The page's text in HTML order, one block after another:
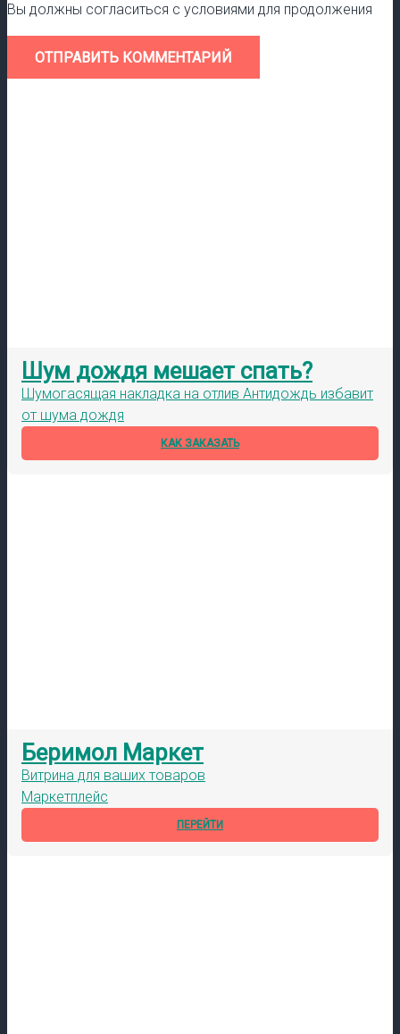
Вы должны согласиться с условиями для продолжения
ОТПРАВИТЬ КОММЕНТАРИЙ
Шум дождя мешает спать?
Шумогасящая накладка на отлив Антидождь избавит
от шума дождя
КАК ЗАКАЗАТЬ
Беримол Маркет
Витрина для ваших товаров
Маркетплейс
ПЕРЕЙТИ